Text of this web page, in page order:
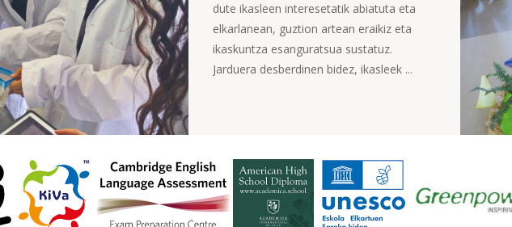
dute ikasleen interesetatik abiatuta eta
elkarlanean, guztion artean eraikiz eta
ikaskuntza esanguratsua sustatuz.
Jarduera desberdinen bidez, ikasleek ...